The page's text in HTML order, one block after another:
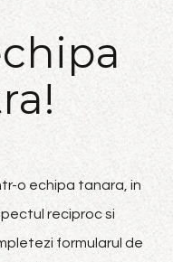
o echipa tanara, in
reciproc si
formularul de